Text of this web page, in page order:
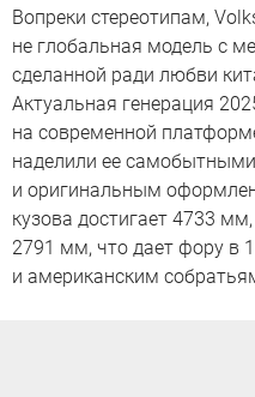
Вопреки стереотипам,
не глобальная модель с
сделанной ради любви
Актуальная генерация
на современной
наделили ее
и оригинальным
кузова достигает 4733
2791 мм, что дает фору в
и американским